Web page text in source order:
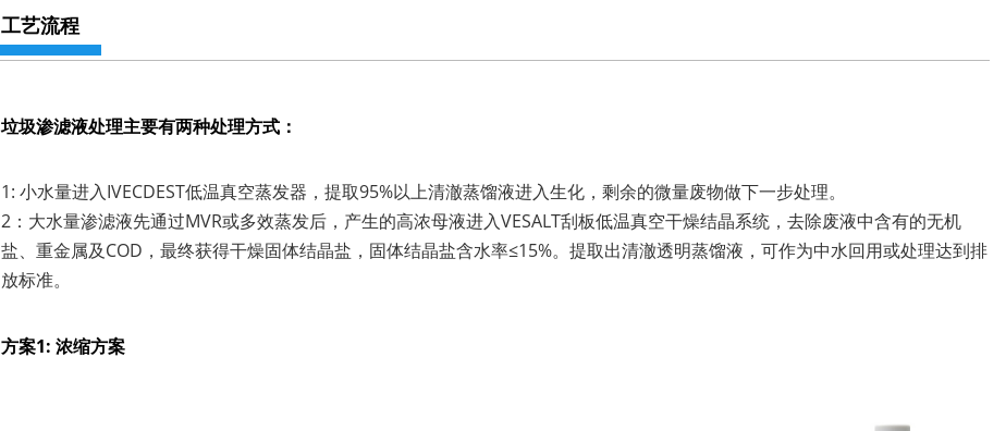
工艺流程
垃圾渗滤液处理主要有两种处理方式：
1: 小水量进入IVECDEST低温真空蒸发器，提取95%以上清澈蒸馏液进入生化，剩余的微量废物做下一步处理。
2：大水量渗滤液先通过MVR或多效蒸发后，产生的高浓母液进入VESALT刮板低温真空干燥结晶系统，去除废液中含有的无机
盐、重金属及COD，最终获得干燥固体结晶盐，固体结晶盐含水率≤15%。提取出清澈透明蒸馏液，可作为中水回用或处理达到排
放标准。
方案1: 浓缩方案